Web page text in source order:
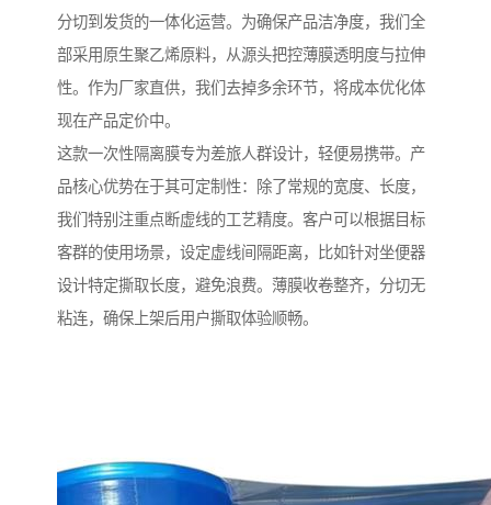
分切到发货的一体化运营。为确保产品洁净度，我们全
部采用原生聚乙烯原料，从源头把控薄膜透明度与拉伸
性。作为厂家直供，我们去掉多余环节，将成本优化体
现在产品定价中。
这款一次性隔离膜专为差旅人群设计，轻便易携带。产
品核心优势在于其可定制性：除了常规的宽度、长度，
我们特别注重点断虚线的工艺精度。客户可以根据目标
客群的使用场景，设定虚线间隔距离，比如针对坐便器
设计特定撕取长度，避免浪费。薄膜收卷整齐，分切无
粘连，确保上架后用户撕取体验顺畅。